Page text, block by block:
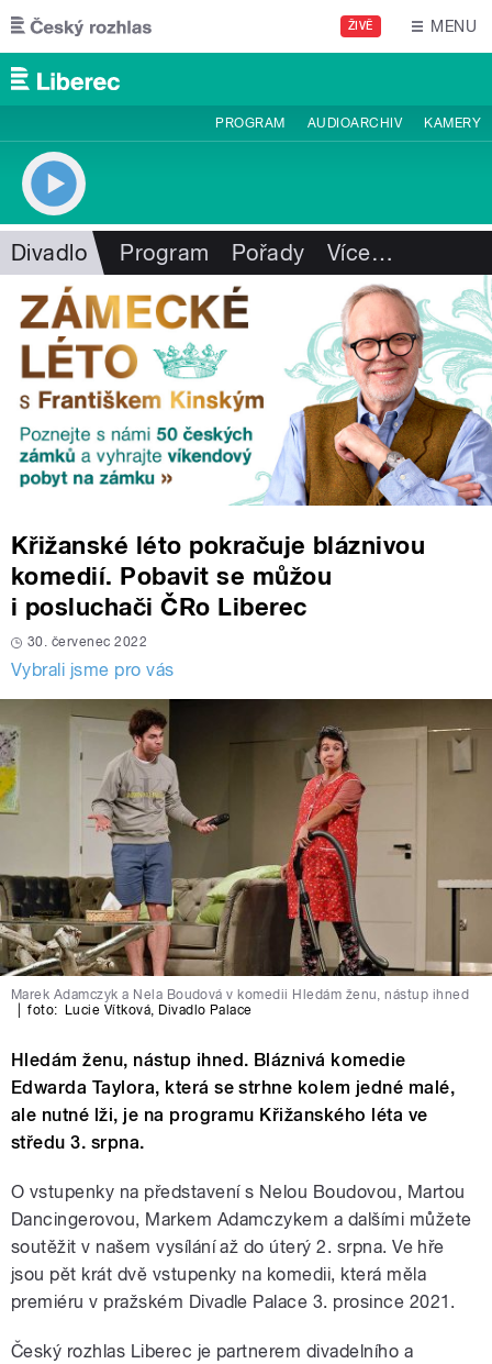
Přejít k hlavnímu obsahu
ŽIVĚ MENU
PROGRAM AUDIOARCHIV KAMERY
Divadlo Program Pořady Více…
Křižanské léto pokračuje bláznivou
komedií. Pobavit se můžou
i posluchači ČRo Liberec
30. červenec 2022
Vybrali jsme pro vás
Marek Adamczyk a Nela Boudová v komedii Hledám ženu, nástup ihned
foto: Lucie Vítková, Divadlo Palace
Hledám ženu, nástup ihned. Bláznivá komedie
Edwarda Taylora, která se strhne kolem jedné malé,
ale nutné lži, je na programu Křižanského léta ve
středu 3. srpna.
O vstupenky na představení s Nelou Boudovou, Martou
Dancingerovou, Markem Adamczykem a dalšími můžete
soutěžit v našem vysílání až do úterý 2. srpna.Ve hře
jsou pět krát dvě vstupenky na komedii, která měla
premiéru v pražském Divadle Palace 3. prosince 2021.
Český rozhlas Liberec je partnerem divadelního a